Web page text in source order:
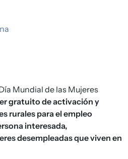
Mundial de las Mujeres
gratuito de activación y
rurales para el empleo
interesada,
desempleadas que viven en